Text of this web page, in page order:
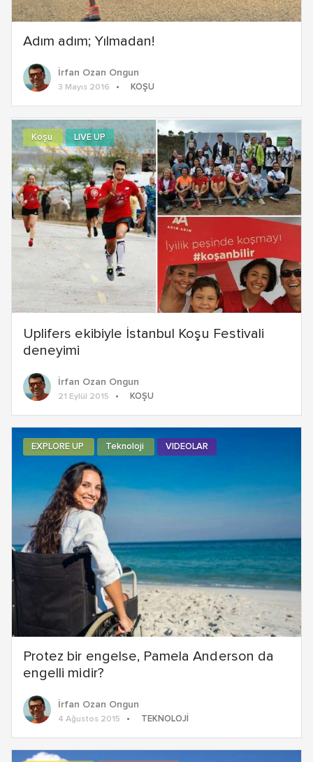
Adım adım; Yılmadan!
İrfan Ozan Ongun
3 Mayıs 2016 KOŞU
Uplifers ekibiyle İstanbul Koşu Festivali
deneyimi
Koşu LIVE UP
İrfan Ozan Ongun
21 Eylül 2015 KOŞU
Protez bir engelse, Pamela Anderson da
engelli midir?
EXPLORE UP Teknoloji VIDEOLAR
İrfan Ozan Ongun
4 Ağustos 2015 TEKNOLOJI